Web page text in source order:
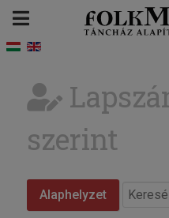
szerint
Alaphelyzet